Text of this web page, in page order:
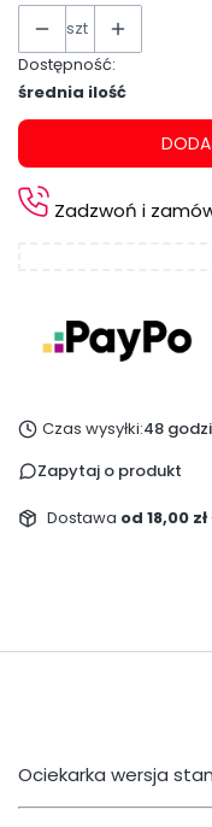
szt
Dostępność:
średnia ilość
Zadzwoń i
Czas wysyłki:48
Zapytaj o produkt
Dostawa od 18,00 zł
Ociekarka wersja